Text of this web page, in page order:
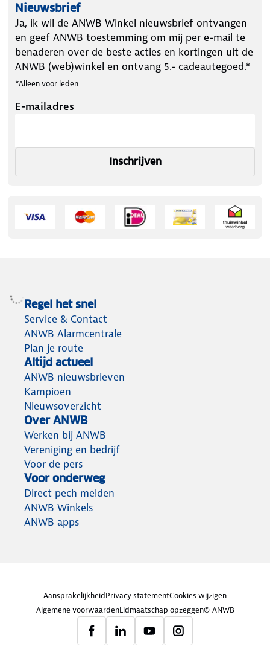
Nieuwsbrief
Ja, ik wil de ANWB Winkel nieuwsbrief ontvangen
en geef ANWB toestemming om mij per e-mail te
benaderen over de beste acties en kortingen uit de
ANWB (web)winkel en ontvang 5.- cadeautegoed.*
*Alleen voor leden
E-mailadres
Inschrijven
Regel het snel
Service & Contact
ANWB Alarmcentrale
Plan je route
Altijd actueel
ANWB nieuwsbrieven
Kampioen
Nieuwsoverzicht
Over ANWB
Werken bij ANWB
Vereniging en bedrijf
Voor de pers
Voor onderweg
Direct pech melden
ANWB Winkels
ANWB apps
AansprakelijkheidPrivacy statementCookies wijzigen
Algemene voorwaardenLidmaatschap opzeggen© ANWB